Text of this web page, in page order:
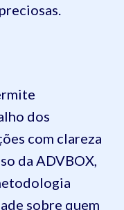
dos
com clareza
da ADVBOX,
sobre quem